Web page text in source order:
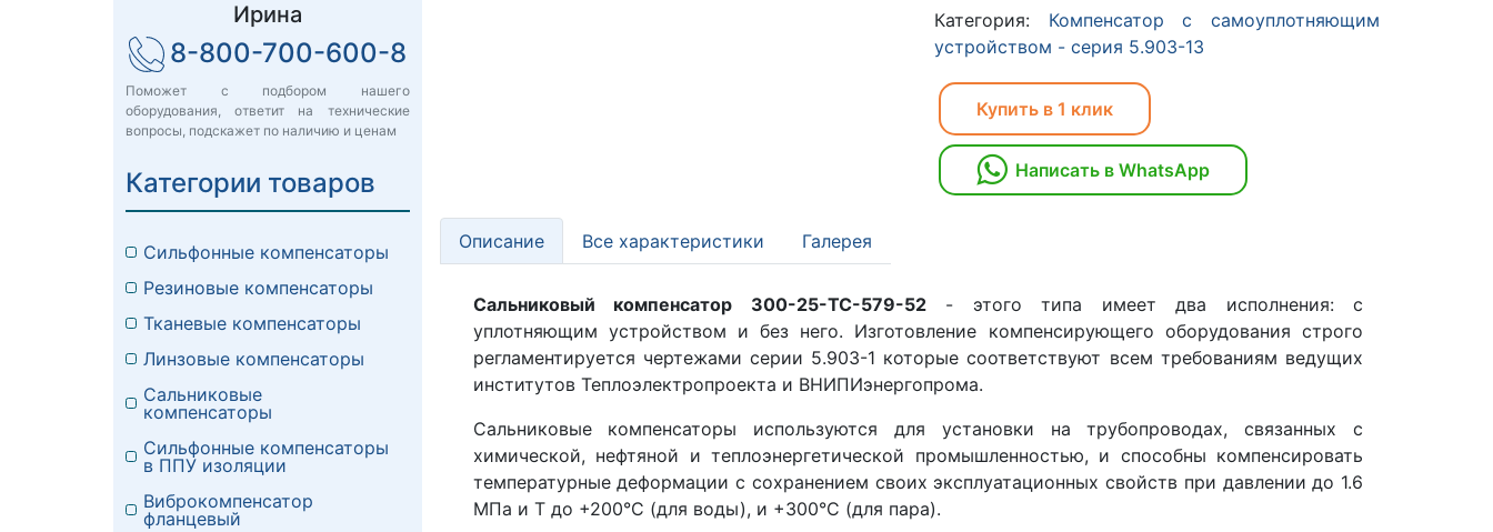
Категория: Компенсатор с самоуплотняющим
устройством - серия 5.903-13
Купить в 1 клик
Написать в WhatsApp
Описание Все характеристики Галерея
Сальниковый компенсатор 300-25-TC-579-52- этого типа имеет два исполнения: с
уплотняющим устройством и без него. Изготовление компенсирующего оборудования строго
регламентируется чертежами серии 5.903-1 которые соответствуют всем требованиям ведущих
институтов Теплоэлектропроекта и ВНИПИэнергопрома.
Сальниковые компенсаторы используются для установки на трубопроводах, связанных с
химической, нефтяной и теплоэнергетической промышленностью, и способны компенсировать
температурные деформации с сохранением своих эксплуатационных свойств при давлении до 1.6
МПа и Т до +200°С (для воды), и +300°С (для пара).
Ирина
8-800-700-600-8
Поможет с подбором нашего
оборудования, ответит на технические
вопросы, подскажет по наличию и ценам
Категории товаров
Сильфонные компенсаторы
Резиновые компенсаторы
Тканевые компенсаторы
Линзовые компенсаторы
Сальниковые
компенсаторы
Сильфонные компенсаторы
в ППУ изоляции
Виброкомпенсатор
фланцевый